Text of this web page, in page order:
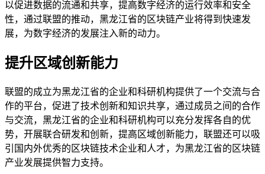
以促进数据的流通和共享，提高数字经济的运行效率和安全
性，通过联盟的推动，黑龙江省的区块链产业将得到快速发
展，为数字经济的发展注入新的动力。
提升区域创新能力
联盟的成立为黑龙江省的企业和科研机构提供了一个交流与合
作的平台，促进了技术创新和知识共享，通过成员之间的合作
与交流，黑龙江省的企业和科研机构可以充分发挥各自的优
势，开展联合研发和创新，提高区域创新能力，联盟还可以吸
引国内外优秀的区块链技术企业和人才，为黑龙江省的区块链
产业发展提供智力支持。